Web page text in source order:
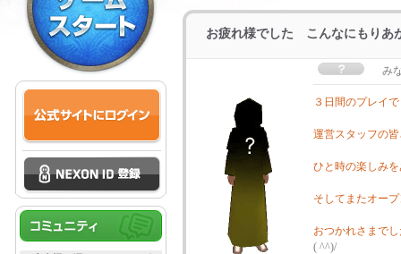
お疲れ様でした こんなにもりあ
み
３日間のプレイ
運営スタッフの
ひと時の楽しみ
そしてまたオー
おつかれさまで
( ^^)/